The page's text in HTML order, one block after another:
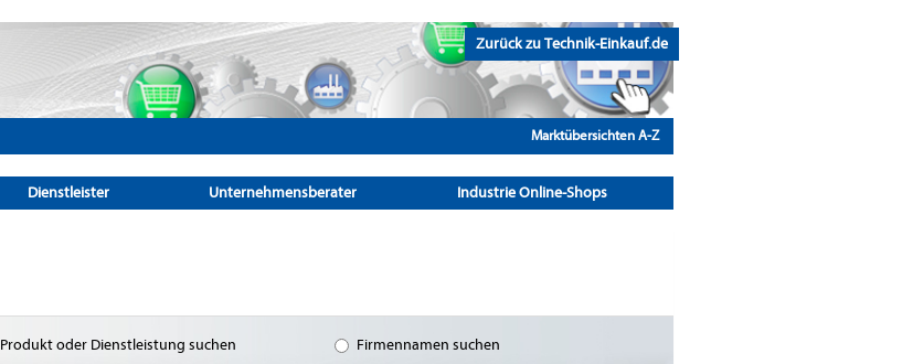
Zurück zu Technik-Einkauf.de
Marktübersichten A-Z
Dienstleister Unternehmensberater Industrie Online-Shops
Produkt oder Dienstleistung suchen Firmennamen suchen